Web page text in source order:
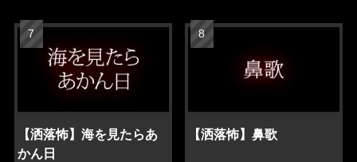
【洒落怖】海を見たらあ
かん日
【洒落怖】鼻歌